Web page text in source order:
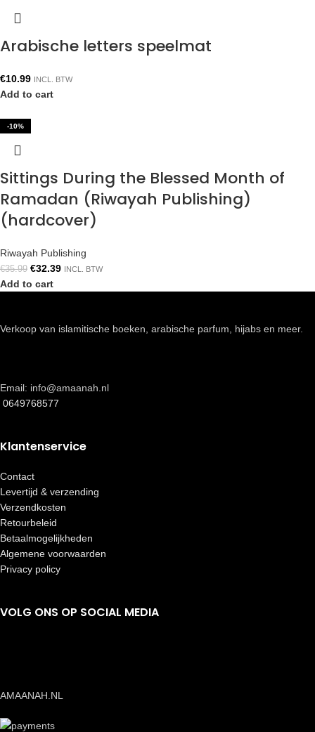
Arabische letters speelmat
€10.99 INCL. BTW
Add to cart
-10%
Sittings During the Blessed Month of
Ramadan (Riwayah Publishing)
(hardcover)
Riwayah Publishing
€35.99 €32.39 INCL. BTW
Add to cart
Verkoop van islamitische boeken, arabische parfum, hijabs en meer.
Email: info@amaanah.nl
0649768577
Klantenservice
Contact
Levertijd & verzending
Verzendkosten
Retourbeleid
Betaalmogelijkheden
Algemene voorwaarden
Privacy policy
VOLG ONS OP SOCIAL MEDIA
AMAANAH.NL